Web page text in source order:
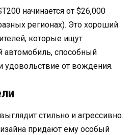
начинается от $26,000
регионах). Это хороший
которые ищут
способный
удовольствие от вождения.
стильно и агрессивно.
придают ему особый